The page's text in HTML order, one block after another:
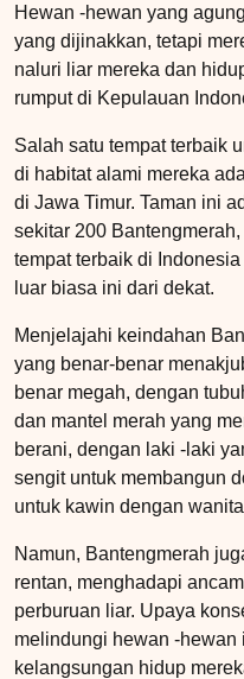
Hewan -hewan yang
yang dijinakkan, tetapi
naluri liar mereka dan
rumput di Kepulauan
Salah satu tempat terbaik
di habitat alami mereka
di Jawa Timur. Taman ini
sekitar 200
tempat terbaik di
luar biasa ini dari dekat.
Menjelajahi keindahan
yang benar-benar
benar megah, dengan
dan mantel merah yang
berani, dengan laki -laki
sengit untuk membangun
untuk kawin dengan
Namun, Bantengmerah
rentan, menghadapi
perburuan liar. Upaya
melindungi hewan -hewan
kelangsungan hidup